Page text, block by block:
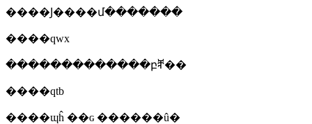
����Ϳ����մ�������
����qwx
�������������բⶨ��
����qtb
����ɰĥ ��ɢ ������û�